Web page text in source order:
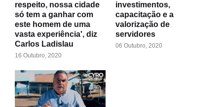
respeito, nossa cidade
só tem a ganhar com
este homem de uma
vasta experiência', diz
Carlos Ladislau
16 Outubro, 2020
investimentos,
capacitação e a
valorização de
servidores
06 Outubro, 2020